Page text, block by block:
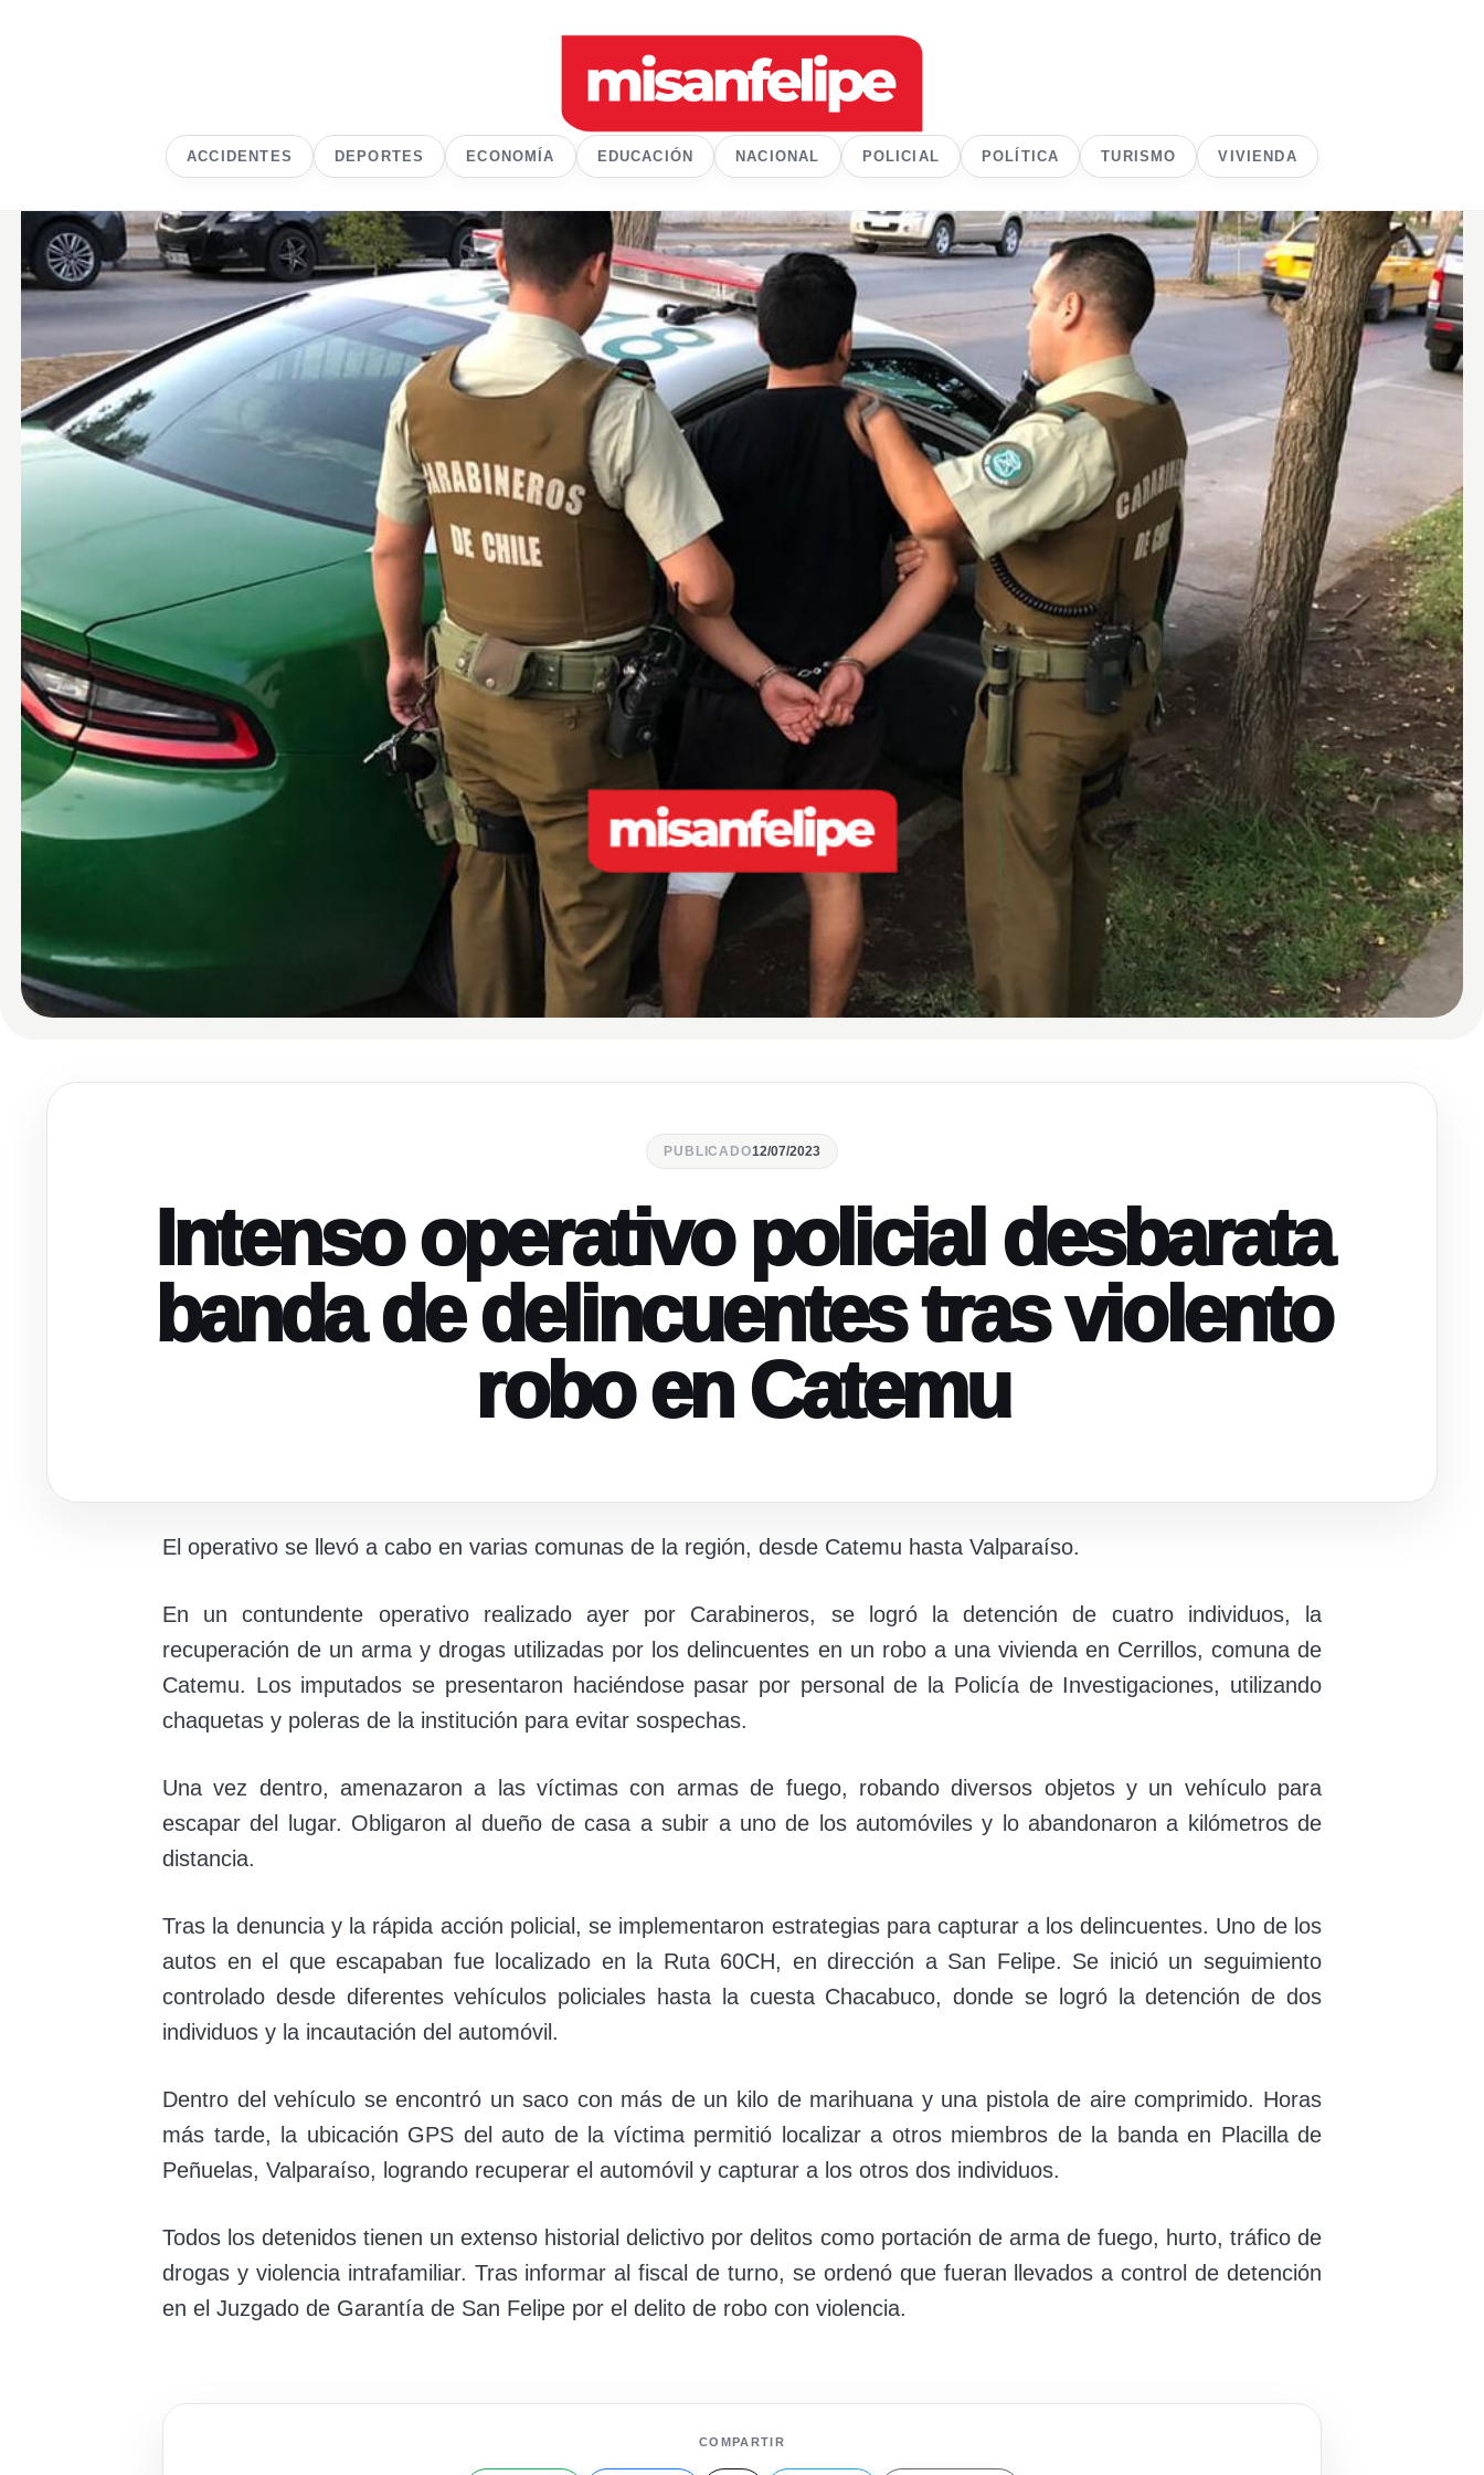
ACCIDENTES DEPORTES ECONOMÍA EDUCACIÓN NACIONAL POLICIAL POLÍTICA TURISMO VIVIENDA
PUBLICADO12/07/2023
Intenso operativo policial desbarata
banda de delincuentes tras violento
robo en Catemu
El operativo se llevó a cabo en varias comunas de la región, desde Catemu hasta Valparaíso.
En un contundente operativo realizado ayer por Carabineros, se logró la detención de cuatro individuos, la
recuperación de un arma y drogas utilizadas por los delincuentes en un robo a una vivienda en Cerrillos, comuna de
Catemu. Los imputados se presentaron haciéndose pasar por personal de la Policía de Investigaciones, utilizando
chaquetas y poleras de la institución para evitar sospechas.
Una vez dentro, amenazaron a las víctimas con armas de fuego, robando diversos objetos y un vehículo para
escapar del lugar. Obligaron al dueño de casa a subir a uno de los automóviles y lo abandonaron a kilómetros de
distancia.
Tras la denuncia y la rápida acción policial, se implementaron estrategias para capturar a los delincuentes. Uno de los
autos en el que escapaban fue localizado en la Ruta 60CH, en dirección a San Felipe. Se inició un seguimiento
controlado desde diferentes vehículos policiales hasta la cuesta Chacabuco, donde se logró la detención de dos
individuos y la incautación del automóvil.
Dentro del vehículo se encontró un saco con más de un kilo de marihuana y una pistola de aire comprimido. Horas
más tarde, la ubicación GPS del auto de la víctima permitió localizar a otros miembros de la banda en Placilla de
Peñuelas, Valparaíso, logrando recuperar el automóvil y capturar a los otros dos individuos.
Todos los detenidos tienen un extenso historial delictivo por delitos como portación de arma de fuego, hurto, tráfico de
drogas y violencia intrafamiliar. Tras informar al fiscal de turno, se ordenó que fueran llevados a control de detención
en el Juzgado de Garantía de San Felipe por el delito de robo con violencia.
COMPARTIR